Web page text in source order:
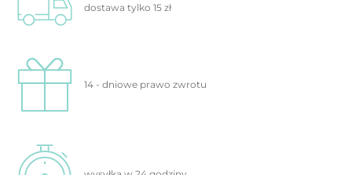
dostawa tylko 15 zł
14 - dniowe prawo zwrotu